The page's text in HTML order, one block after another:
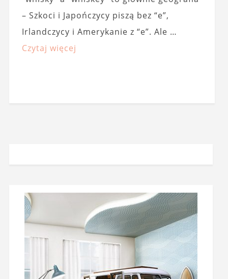
– Szkoci i Japończycy piszą bez “e”,
Irlandczycy i Amerykanie z “e”. Ale …
Czytaj więcej